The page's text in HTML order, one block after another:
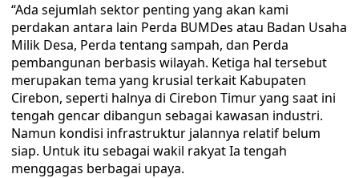
“Ada sejumlah sektor penting yang akan kami
perdakan antara lain Perda BUMDes atau Badan Usaha
Milik Desa, Perda tentang sampah, dan Perda
pembangunan berbasis wilayah. Ketiga hal tersebut
merupakan tema yang krusial terkait Kabupaten
Cirebon, seperti halnya di Cirebon Timur yang saat ini
tengah gencar dibangun sebagai kawasan industri.
Namun kondisi infrastruktur jalannya relatif belum
siap. Untuk itu sebagai wakil rakyat Ia tengah
menggagas berbagai upaya.